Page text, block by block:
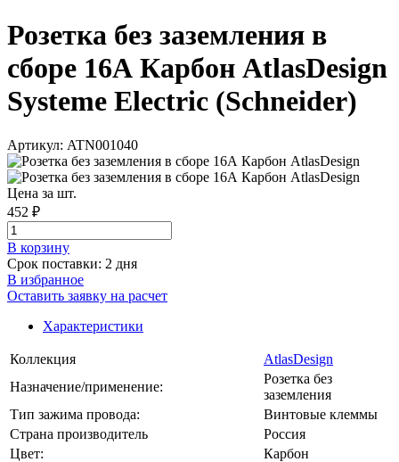
Розетка без заземления в
сборе 16А Карбон AtlasDesign
Systeme Electric (Schneider)
Артикул: ATN001040
Цена за шт.
452 ₽
В корзинy
Срок поставки: 2 дня
В избранное
Оставить заявку на расчет
Характеристики
Коллекция
AtlasDesign
Назначение/применение:
Розетка без
заземления
Тип зажима провода:
Винтовые клеммы
Страна производитель
Россия
Цвет:
Карбон